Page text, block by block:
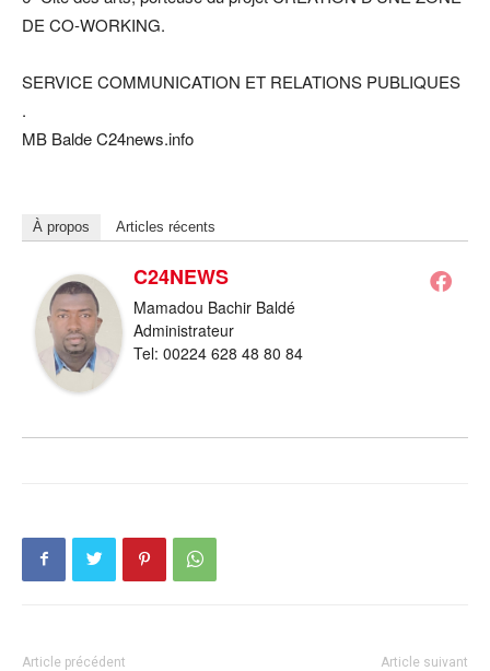
DE CO-WORKING.
SERVICE COMMUNICATION ET RELATIONS PUBLIQUES
.
MB Balde C24news.info
À propos Articles récents
C24NEWS
Mamadou Bachir Baldé
Administrateur
Tel: 00224 628 48 80 84
Article précédent Article suivant